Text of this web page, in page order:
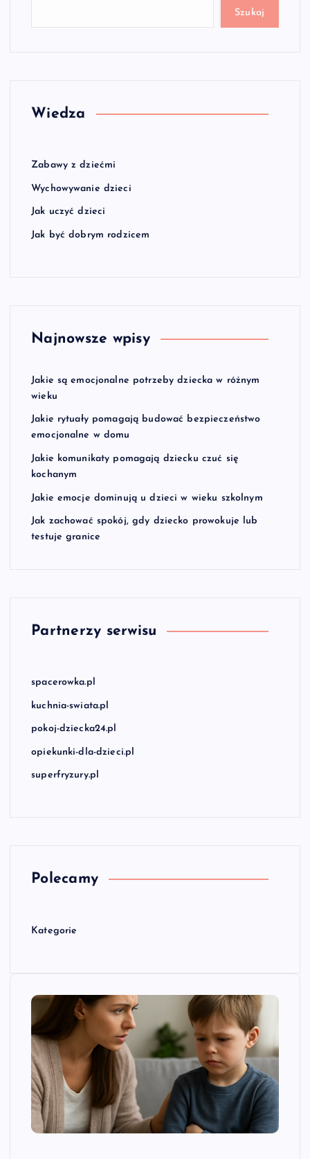
Szukaj
Wiedza
Zabawy z dziećmi
Wychowywanie dzieci
Jak uczyć dzieci
Jak być dobrym rodzicem
Najnowsze wpisy
Jakie są emocjonalne potrzeby dziecka w różnym
wieku
Jakie rytuały pomagają budować bezpieczeństwo
emocjonalne w domu
Jakie komunikaty pomagają dziecku czuć się
kochanym
Jakie emocje dominują u dzieci w wieku szkolnym
Jak zachować spokój, gdy dziecko prowokuje lub
testuje granice
Partnerzy serwisu
spacerowka.pl
kuchnia-swiata.pl
pokoj-dziecka24.pl
opiekunki-dla-dzieci.pl
superfryzury.pl
Polecamy
Kategorie